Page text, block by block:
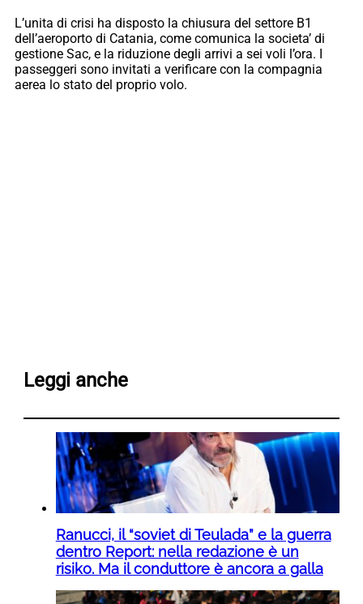
L’unita di crisi ha disposto la chiusura del settore B1
dell’aeroporto di Catania, come comunica la societa’ di
gestione Sac, e la riduzione degli arrivi a sei voli l’ora. I
passeggeri sono invitati a verificare con la compagnia
aerea lo stato del proprio volo.
Leggi anche
Ranucci, il “soviet di Teulada” e la guerra
dentro Report: nella redazione è un
risiko. Ma il conduttore è ancora a galla